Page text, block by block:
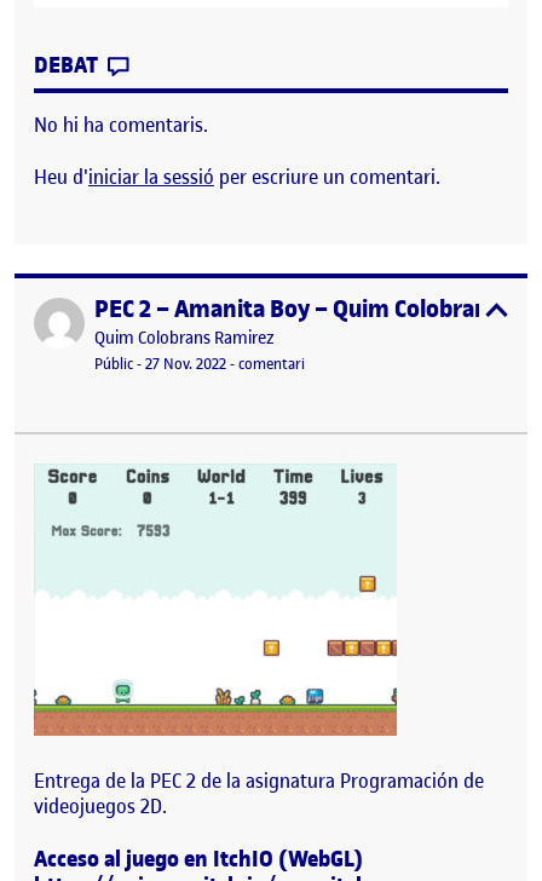
DEBAT
No hi ha comentaris.
Heu d'iniciar la sessió per escriure un comentari.
Publicat perPEC 2 – Amanita Boy – Quim Colobrans
Publicat per
Quim Colobrans Ramirez
Visibilitat:
Públic-Data de publicació
27 Nov. 2022-comentariel PEC 2 – Amanita Boy – Quim
Entrega de la PEC 2 de la asignatura Programación de
videojuegos 2D.
Acceso al juego en ItchIO (WebGL)